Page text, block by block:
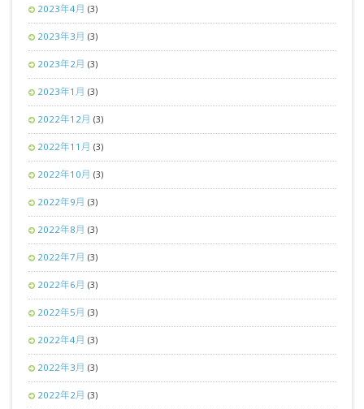
2023年4月 (3)
2023年3月 (3)
2023年2月 (3)
2023年1月 (3)
2022年12月 (3)
2022年11月 (3)
2022年10月 (3)
2022年9月 (3)
2022年8月 (3)
2022年7月 (3)
2022年6月 (3)
2022年5月 (3)
2022年4月 (3)
2022年3月 (3)
2022年2月 (3)